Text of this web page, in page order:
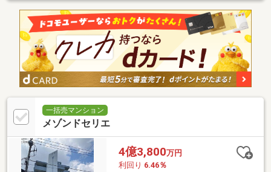
一括売マンション
メゾンドセリエ
4億3,800万円
利回り 6.46％